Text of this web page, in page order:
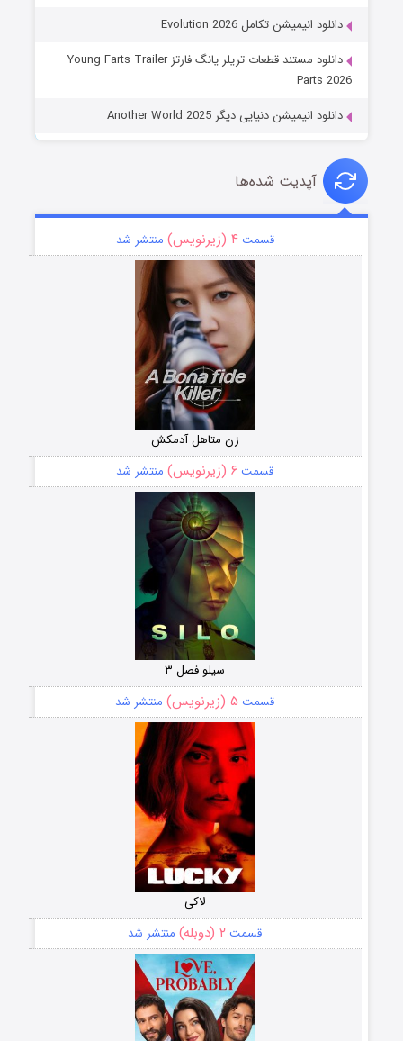
دانلود انیمیشن تکامل Evolution 2026
دانلود مستند قطعات تریلر یانگ فارتز Young Farts Trailer
Parts 2026
دانلود انیمیشن دنیایی دیگر Another World 2025
آپدیت شده‌ها
قسمت۴ (زیرنویس) منتشر شد
زن متاهل آدمکش
قسمت ۶ (زیرنویس) منتشر شد
سیلو فصل ۳
قسمت ۵ (زیرنویس) منتشر شد
لاکی
قسمت ۲ (دوبله) منتشر شد